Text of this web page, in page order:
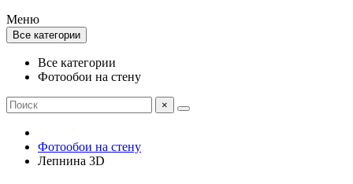
Меню
Все категории
Все категории
Фотообои на стену
×
Фотообои на стену
Лепнина 3D